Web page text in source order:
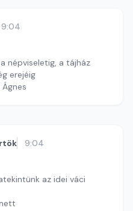
9:04
népviseletig, a tájház
erejéig
9:04
az idei váci